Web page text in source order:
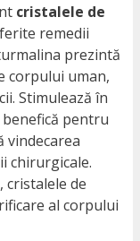
cristalele de
remedii
prezintă
corpului uman,
Stimulează în
pentru
vindecarea
chirurgicale.
cristalele de
al corpului